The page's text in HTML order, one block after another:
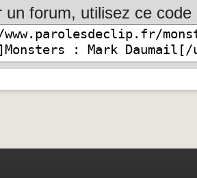
un forum, utilisez ce code